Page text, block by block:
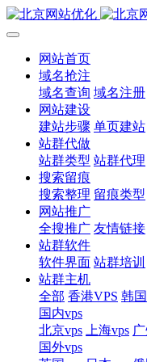
网站首页
域名抢注
域名查询 域名注册
网站建设
建站步骤 单页建站
站群代做
站群类型 站群代理
搜索留痕
搜索整理 留痕类型
网站推广
全搜推广 友情链接
站群软件
软件界面 站群培训
站群主机
全部 香港VPS 韩
国内vps
北京vps
上海vps
国外vps